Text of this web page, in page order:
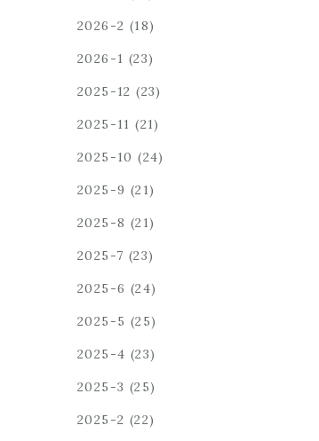
2026-2 (18)
2026-1 (23)
2025-12 (23)
2025-11 (21)
2025-10 (24)
2025-9 (21)
2025-8 (21)
2025-7 (23)
2025-6 (24)
2025-5 (25)
2025-4 (23)
2025-3 (25)
2025-2 (22)